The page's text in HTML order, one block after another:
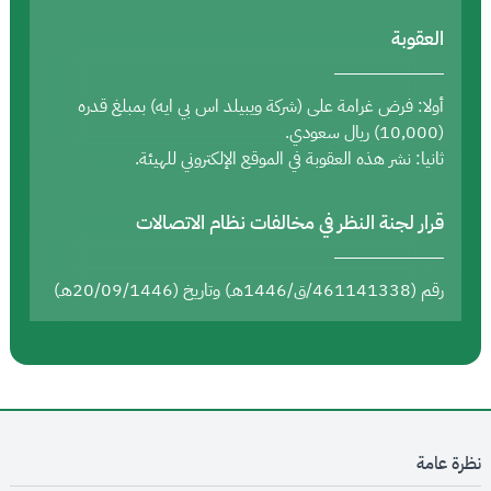
العقوبة
أولا: فرض غرامة على (شركة ويبيلد اس بي ايه) بمبلغ قدره
(10,000) ريال سعودي.
ثانيا: نشر هذه العقوبة في الموقع الإلكتروني للهيئة.
قرار لجنة النظر في مخالفات نظام الاتصالات
رقم (461141338/ق/1446هـ) وتاريخ (20/09/1446هـ)
نظرة عامة